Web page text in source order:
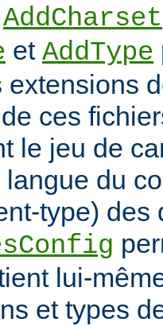
AddCharset
et AddType
extensions
ces
le jeu de
langue du
type) des
lui-
et types